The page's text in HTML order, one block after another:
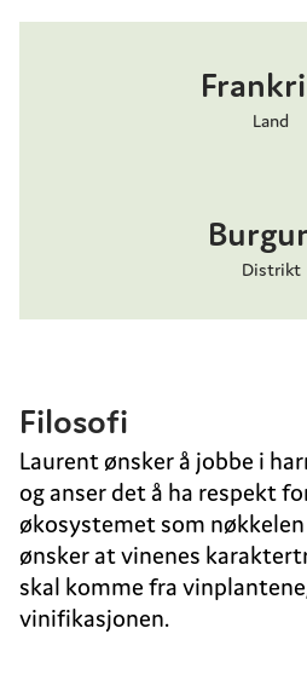
Land
Distrikt
Filosofi
Laurent ønsker å jobbe i
og anser det å ha respekt
økosystemet som
ønsker at vinenes
skal komme fra
vinifikasjonen.